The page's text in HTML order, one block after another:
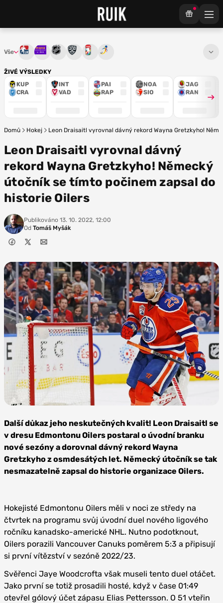
ŽIVÉ VÝSLEDKY
KUP
CRA
INT
VAD
PAI
RAP
NOA
SIO
JAG
RAN
Vše Tipsport extraliga
Maxa ligaNHL KHL Mistrovství světa
Domů Hokej Leon Draisaitl vyrovnal dávný rekord Wayna Gretzkyho!
Leon Draisaitl vyrovnal dávný
rekord Wayna Gretzkyho! Německý
útočník se tímto počinem zapsal do
historie Oilers
Publikováno 13. 10. 2022, 12:00
Od Tomáš Myšák
Public Domain Mark 1.0
Další důkaz jeho neskutečných kvalit! Leon Draisaitl se
v dresu Edmontonu Oilers postaral o úvodní branku
nové sezóny a dorovnal dávný rekord Wayna
Gretzkyho z osmdesátých let. Německý útočník se tak
nesmazatelně zapsal do historie organizace Oilers.
Hokejisté Edmontonu Oilers měli v noci ze středy na
čtvrtek na programu svůj úvodní duel nového ligového
ročníku kanadsko-americké NHL. Nutno podotknout,
Oilers porazili Vancouver Canuks poměrem 5:3 a připisují
si první vítězství v sezóně 2022/23.
Svěřenci Jaye Woodcrofta však museli tento duel otáčet.
Jako první se totiž prosadili hosté, když v čase 01:49
otevřel gólový účet zápasu Elias Pettersson. O 51 vteřin